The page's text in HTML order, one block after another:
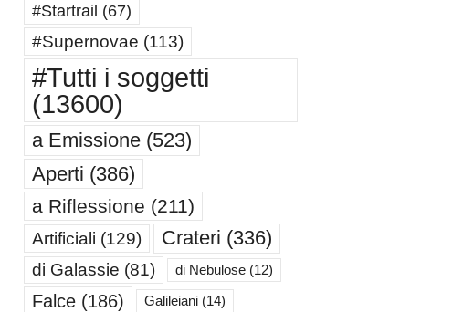
#Startrail (67)
#Supernovae (113)
#Tutti i soggetti
(13600)
a Emissione(523)
Aperti (386)
a Riflessione (211)
Artificiali (129) Crateri (336)
di Galassie (81) di Nebulose(12)
Falce(186) Galileiani(14)